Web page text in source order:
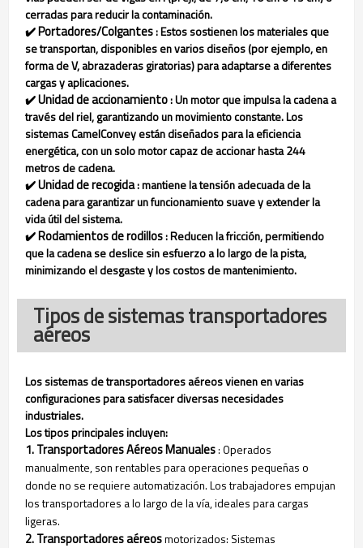
cerradas para reducir la contaminación.
✔️Portadores/Colgantes: Estos sostienen los materiales que
se transportan, disponibles en varios diseños (por ejemplo, en
forma de V, abrazaderas giratorias) para adaptarse a diferentes
cargas y aplicaciones.
✔️Unidad de accionamiento: Un motor que impulsa la cadena a
través del riel, garantizando un movimiento constante. Los
sistemas CamelConvey están diseñados para la eficiencia
energética, con un solo motor capaz de accionar hasta 244
metros de cadena.
✔️Unidad de recogida: mantiene la tensión adecuada de la
cadena para garantizar un funcionamiento suave y extender la
vida útil del sistema.
✔️Rodamientos de rodillos: Reducen la fricción, permitiendo
que la cadena se deslice sin esfuerzo a lo largo de la pista,
minimizando el desgaste y los costos de mantenimiento.
Tipos de sistemas transportadores
aéreos
Los sistemas de transportadores aéreos vienen en varias
configuraciones para satisfacer diversas necesidades
industriales.
Los tipos principales incluyen:
1. Transportadores Aéreos Manuales: Operados
manualmente, son rentables para operaciones pequeñas o
donde no se requiere automatización. Los trabajadores empujan
los transportadores a lo largo de la vía, ideales para cargas
ligeras.
2. Transportadores aéreosmotorizados: Sistemas